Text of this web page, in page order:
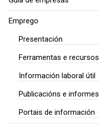
Emprego
Presentación
Ferramentas e recursos
Información laboral útil
Publicacións e informes
Portais de información